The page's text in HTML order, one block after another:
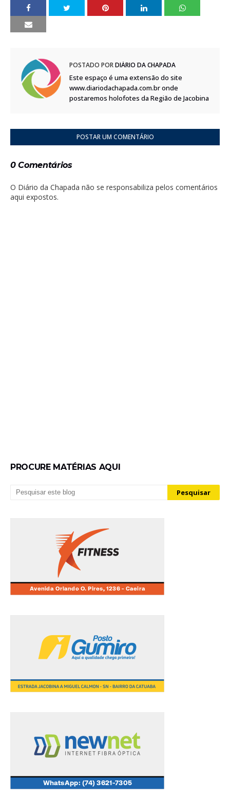
POSTADO PORDIÁRIO DA CHAPADA
Este espaço é uma extensão do site
www.diariodachapada.com.br onde
postaremos holofotes da Região de Jacobina
POSTAR UM COMENTÁRIO
0 Comentários
O Diário da Chapada não se responsabiliza pelos comentários
aqui expostos.
PROCURE MATÉRIAS AQUI